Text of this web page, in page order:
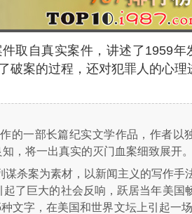
取自真实案件，讲述了1959年
破案的过程，还对犯罪人的心理
的一部长篇纪实文学作品，作者以
，将一出真实的灭门血案细致展开。
杀案为素材，以新闻主义的写作手
了巨大的社会反响，跃居当年美国
文字，在美国和世界文坛上引起一